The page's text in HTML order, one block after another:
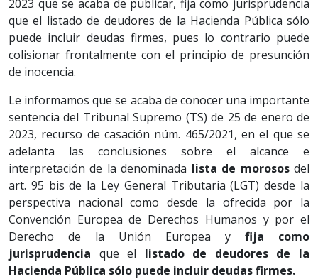
2023 que se acaba de publicar, fija como jurisprudencia
que el listado de deudores de la Hacienda Pública sólo
puede incluir deudas firmes, pues lo contrario puede
colisionar frontalmente con el principio de presunción
de inocencia.
Le informamos que se acaba de conocer una importante
sentencia del Tribunal Supremo (TS) de 25 de enero de
2023, recurso de casación núm. 465/2021, en el que se
adelanta las conclusiones sobre el alcance e
interpretación de la denominada lista de morososdel
art. 95 bis de la Ley General Tributaria (LGT) desde la
perspectiva nacional como desde la ofrecida por la
Convención Europea de Derechos Humanos y por el
Derecho de la Unión Europea y fija como
jurisprudencia que el listado de deudores de la
Hacienda Pública sólo puede incluir deudas firmes.